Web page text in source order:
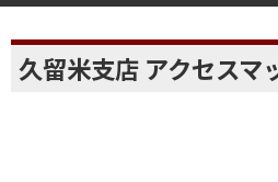
久留米支店 アクセスマ